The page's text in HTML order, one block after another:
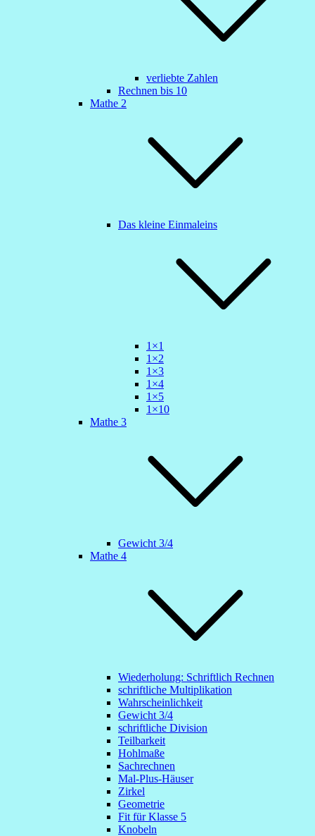
verliebte Zahlen
Rechnen bis 10
Mathe 2
Das kleine Einmaleins
1×1
1×2
1×3
1×4
1×5
1×10
Mathe 3
Gewicht 3/4
Mathe 4
Wiederholung: Schriftlich Rechnen
schriftliche Multiplikation
Wahrscheinlichkeit
Gewicht 3/4
schriftliche Division
Teilbarkeit
Hohlmaße
Sachrechnen
Mal-Plus-Häuser
Zirkel
Geometrie
Fit für Klasse 5
Knobeln